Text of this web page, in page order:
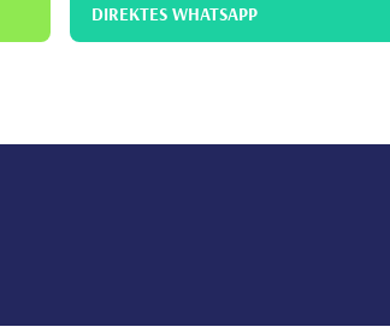
DIREKTES WHATSAPP